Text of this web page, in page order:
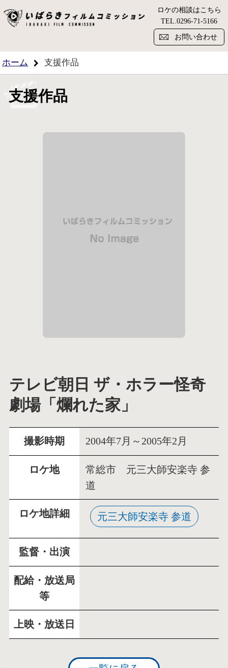
い
ロケの相談はこちら
TEL.0296-71-5166
お問い合わせ
ホーム 支援作品
支援作品
テレビ朝日 ザ・ホラー怪奇
劇場「爛れた家」
撮影時期 2004年7月～2005年2月
ロケ地
常総市 元三大師安楽寺 参
道
ロケ地詳細 元三大師安楽寺 参道
監督・出演
配給・放送局
等
上映・放送日